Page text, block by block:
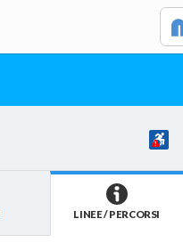
LINEE / PERCORSI